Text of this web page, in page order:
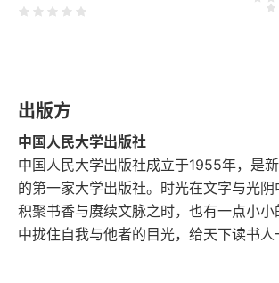
论“知行合一”
论“情景合一”
论“普遍和谐”
出版方
中国人民大学出版社
中国人民大学出版社成立于1955年，是
的第一家大学出版社。时光在文字与光
积聚书香与赓续文脉之时，也有一点小
中拢住自我与他者的目光，给天下读书人